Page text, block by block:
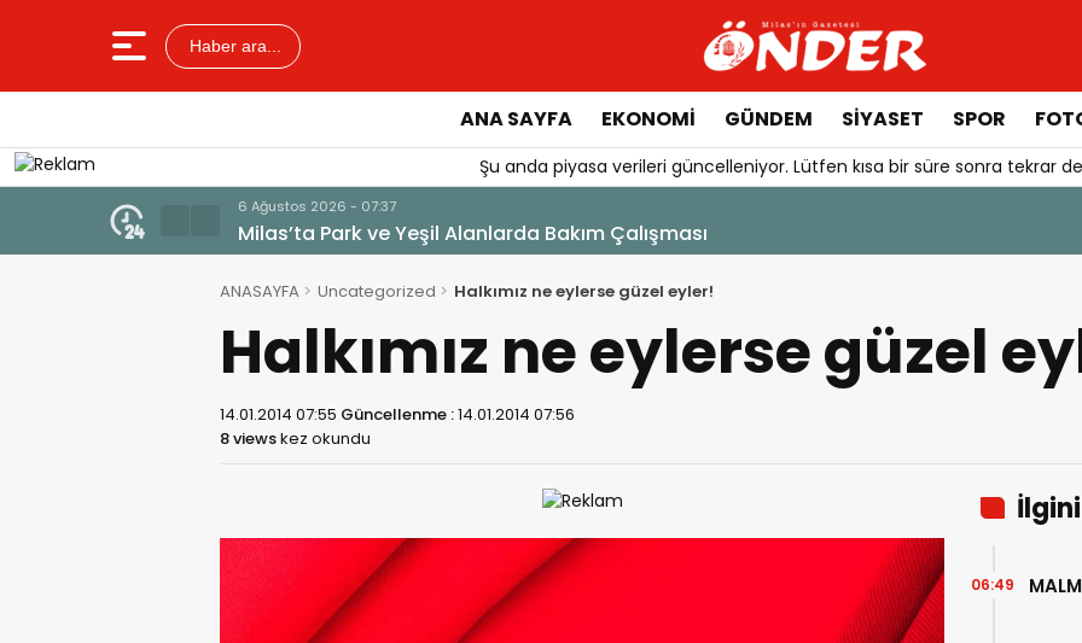
Haber ara...
ANA SAYFA EKONOMİ GÜNDEM SİYASET SPOR
Şu anda piyasa verileri güncelleniyor. Lütfen kısa bir süre sonra tekrar
6 Ağustos 2026 - 07:29
CHP Muğla İl Yönetiminde Görevler Belli Oldu
ANASAYFA Uncategorized Halkımız ne eylerse güzel eyler!
Halkımız ne eylerse güzel
14.01.2014 07:55 Güncellenme :14.01.2014 07:56
8 viewskez okundu
06:49